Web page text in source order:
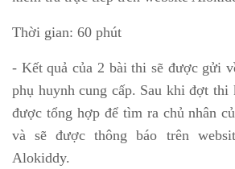
Thời gian: 60 phút
- Kết quả của 2 bài thi sẽ được gửi
phụ huynh cung cấp. Sau khi đợt thi
được tổng hợp để tìm ra chủ nhân
và sẽ được thông báo trên
Alokiddy.